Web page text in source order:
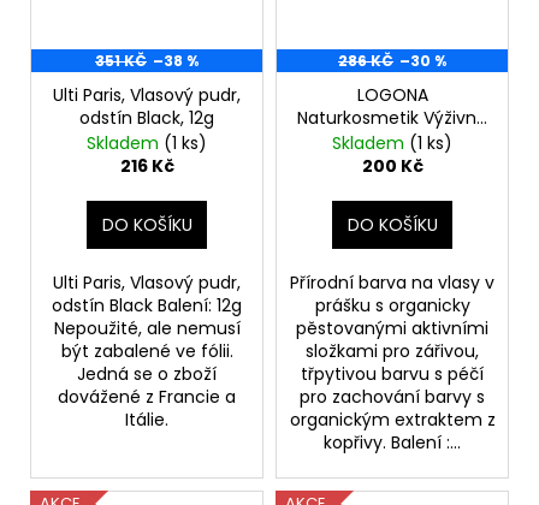
351 KČ –38 %
Ulti Paris, Vlasový pudr,
odstín Black, 12g
Skladem (1 ks)
216 Kč
DO KOŠÍKU
Ulti Paris, Vlasový pudr,
odstín Black Balení: 12g
Nepoužité, ale nemusí
být zabalené ve fólii.
Jedná se o zboží
dovážené z Francie a
Itálie.
286 KČ –30 %
LOGONA
Naturkosmetik Výživná
rostlinná barva na
vlasy indigo černá 100
Skladem (1 ks)
200 Kč
DO KOŠÍKU
Přírodní barva na vlasy v
prášku s organicky
pěstovanými aktivními
složkami pro zářivou,
třpytivou barvu s péčí
pro zachování barvy s
organickým extraktem z
kopřivy. Balení :...